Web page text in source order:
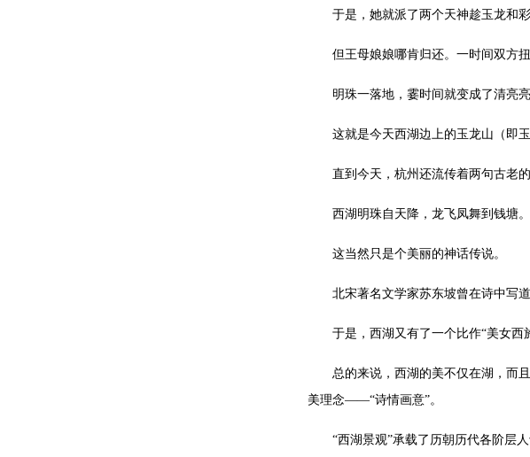
于是，她就派了两个天神趁玉龙和
但王母娘娘哪肯归还。一时间双方
明珠一落地，霎时间就变成了清亮
这就是今天西湖边上的玉龙山（即
直到今天，杭州还流传着两句古老的
西湖明珠自天降，龙飞凤舞到钱塘。
这当然只是个美丽的神话传说。
北宋著名文学家苏东坡曾在诗中写
于是，西湖又有了一个比作“美女
总的来说，西湖的美不仅在湖，而
美理念——“诗情画意”。
“西湖景观”承载了历朝历代各阶层